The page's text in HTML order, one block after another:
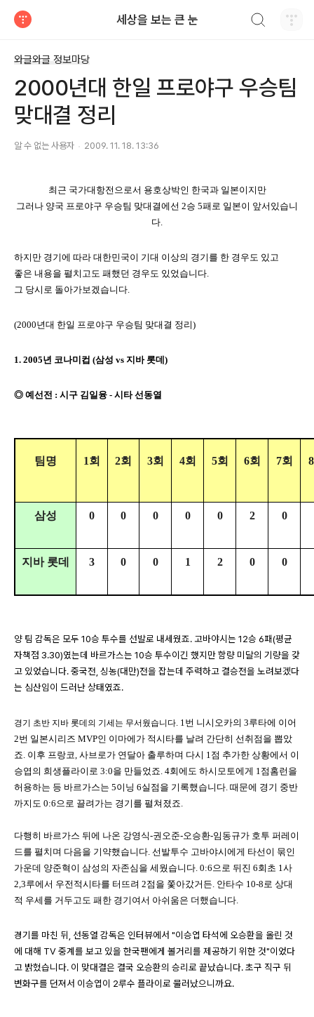
세상을 보는 큰 눈
와글와글 정보마당
2000년대 한일 프로야구 우승팀
맞대결 정리
알 수 없는 사용자 2009. 11. 18. 13:36
최근 국가대항전으로서 용호상박인 한국과 일본이지만
그러나 양국 프로야구 우승팀 맞대결에선 2승 5패로 일본이 앞서있습니
다.
하지만 경기에 따라 대한민국이 기대 이상의 경기를 한 경우도 있고
좋은 내용을 펼치고도 패했던 경우도 있었습니다.
그 당시로 돌아가보겠습니다.
(2000년대 한일 프로야구 우승팀 맞대결 정리)
1. 2005년 코나미컵 (삼성 vs 지바 롯데)
◎ 예선전 : 시구 김일융 - 시타 선동열
팀명 1회 2회 3회 4회 5회 6회 7회
삼성 0 0 0 0 0 2 0
지바 롯데 3 0 0 1 2 0 0
양 팀 감독은 모두 10승 투수를 선발로 내세웠죠. 고바야시는 12승 6패(평균
자책점 3.30)였는데 바르가스는 10승 투수이긴 했지만 함량 미달의 기량을 갖
고 있었습니다. 중국전, 싱농(대만)전을 잡는데 주력하고 결승전을 노려보겠다
는 심산임이 드러난 상태였죠.
경기 초반 지바 롯데의 기세는 무서웠습니다. 1번 니시오카의 3루타에 이어
2번 일본시리즈 MVP인 이마에가 적시타를 날려 간단히 선취점을 뽑았
죠. 이후 프랑코, 사브로가 연달아 출루하며 다시 1점 추가한 상황에서 이
승엽의 희생플라이로 3:0을 만들었죠. 4회에도 하시모토에게 1점홈런을
허용하는 등 바르가스는 5이닝 6실점을 기록했습니다. 때문에 경기 중반
까지도 0:6으로 끌려가는 경기를 펼쳐졌죠.
다행히 바르가스 뒤에 나온 강영식-권오준-오승환-임동규가 호투 퍼레이
드를 펼치며 다음을 기약했습니다. 선발투수 고바야시에게 타선이 묶인
가운데 양준혁이 삼성의 자존심을 세웠습니다. 0:6으로 뒤진 6회초 1사
2,3루에서 우전적시타를 터뜨려 2점을 쫓아갔거든. 안타수 10-8로 상대
적 우세를 거두고도 패한 경기여서 아쉬움은 더했습니다.
경기를 마친 뒤, 선동열 감독은 인터뷰에서 "이승엽 타석에 오승환을 올린 것
에 대해 TV 중계를 보고 있을 한국팬에게 볼거리를 제공하기 위한 것"이었다
고 밝혔습니다. 이 맞대결은 결국 오승환의 승리로 끝났습니다. 초구 직구 뒤
변화구를 던져서 이승엽이 2루수 플라이로 물러났으니까요.